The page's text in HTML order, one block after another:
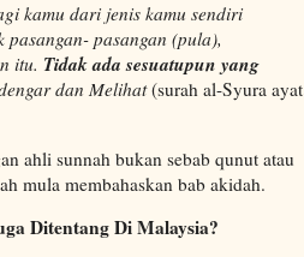
kamu dari jenis kamu sendiri
pasangan (pula),
itu. Tidakada sesuatupun yang
dan Melihat(surah al-Syura ayat
ahli sunnah bukan sebab qunut atau
mula membahaskan bab akidah.
Ditentang Di Malaysia?